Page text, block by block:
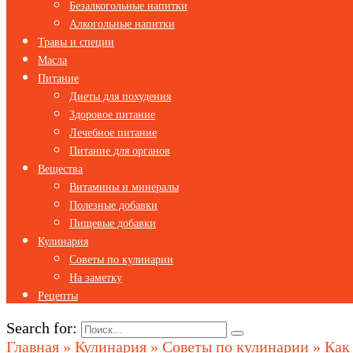
Безалкогольные напитки
Алкогольные напитки
Травы и специи
Масла
Питание
Диеты для похудения
Здоровое питание
Лечебное питание
Питание для органов
Вещества
Витамины и минералы
Полезные добавки
Пищевые добавки
Кулинария
Советы по кулинарии
На заметку
Рецепты
Search for:
Главная » Кулинария » Советы по кулинарии » Как